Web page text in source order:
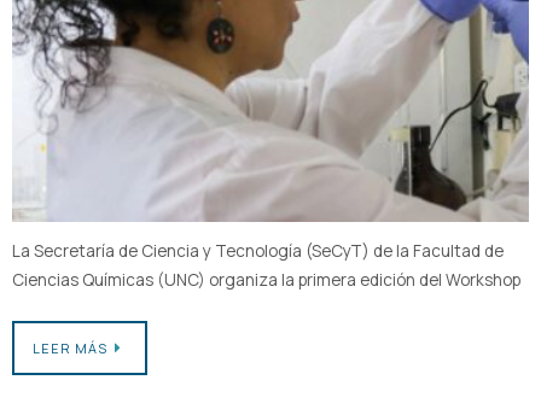
La Secretaría de Ciencia y Tecnología (SeCyT) de la Facultad de
Ciencias Químicas (UNC) organiza la primera edición del Workshop
LEER MÁS